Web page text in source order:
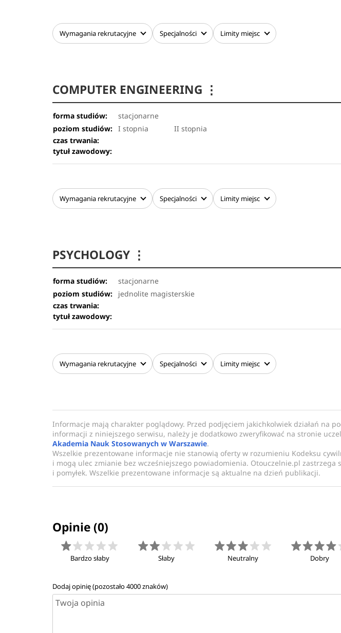
Wymagania rekrutacyjne Specjalności Limity miejsc
COMPUTER ENGINEERING ⋮
forma studiów:
stacjonarne
poziom studiów: I stopnia
II stopnia
czas trwania:
tytuł zawodowy:
Wymagania rekrutacyjne Specjalności Limity miejsc
PSYCHOLOGY ⋮
forma studiów:
stacjonarne
poziom studiów:
jednolite magisterskie
czas trwania:
tytuł zawodowy:
Wymagania rekrutacyjne Specjalności Limity miejsc
Informacje mają charakter poglądowy. Przed podjęciem jakichkolwiek działań na
informacji z niniejszego serwisu, należy je dodatkowo zweryfikować na stronie
Akademia Nauk Stosowanych w Warszawie.
Wszelkie prezentowane informacje nie stanowią oferty w rozumieniu Kodeksu
i mogą ulec zmianie bez wcześniejszego powiadomienia. Otouczelnie.pl zastrzega
i pomyłek. Wszelkie prezentowane informacje są aktualne na dzień publikacji.
Opinie (0)
Bardzo słaby Słaby Neutralny Dobry
Dodaj opinię (pozostało4000znaków)